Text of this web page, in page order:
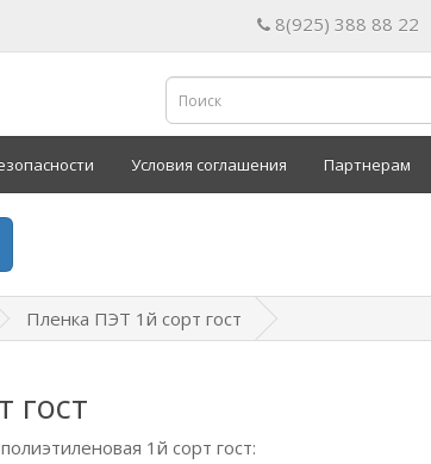
8(925) 388 88 22
Условия соглашения Партнерам
Пленка ПЭТ 1й сорт гост
гост
1й сорт гост: